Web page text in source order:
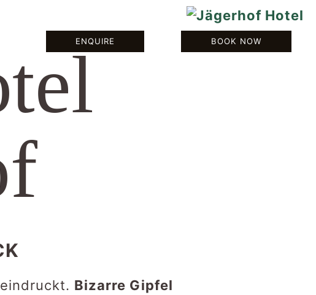
ENQUIRE BOOK NOW
Bizarre Gipfel